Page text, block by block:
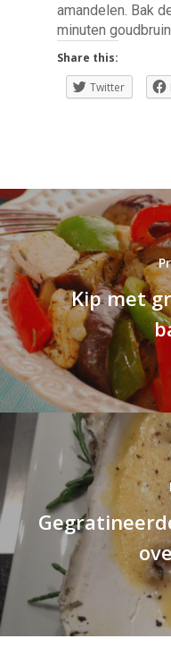
amandelen. Bak
minuten
Share this:
Twitter
Kip met